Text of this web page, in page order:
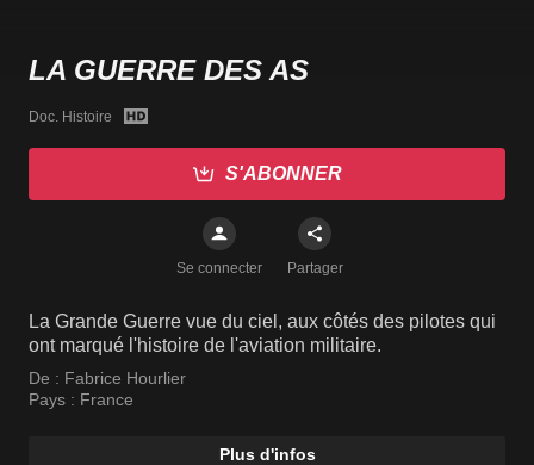
LA GUERRE DES AS
Doc. Histoire
S'ABONNER
Se connecter Partager
La Grande Guerre vue du ciel, aux côtés des pilotes qui
ont marqué l'histoire de l'aviation militaire.
De : Fabrice Hourlier
Pays : France
Plus d'infos